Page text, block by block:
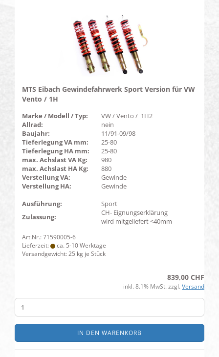
MTS Eibach Gewindefahrwerk Sport Version für VW
Vento / 1H
Marke / Modell / Typ:
VW / Vento / 1H2
Allrad:
nein
Baujahr:
11/91-09/98
Tieferlegung VA mm:
25-80
Tieferlegung HA mm:
25-80
max. Achslast VA Kg:
980
max. Achslast HA Kg:
880
Verstellung VA:
Gewinde
Verstellung HA:
Gewinde
Ausführung:
Sport
Zulassung:
CH- Eignungserklärung
wird mitgeliefert <40mm
Art.Nr.: 71590005-6
Lieferzeit:
ca. 5-10 Werktage
Versandgewicht:25 kg je Stück
839,00 CHF
inkl. 8.1% MwSt. zzgl. Versand
IN DEN WARENKORB